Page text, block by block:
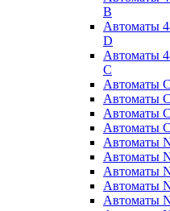
B
Автоматы
D
Автоматы
С
Автоматы
Автоматы
Автоматы
Автоматы
Автоматы
Автоматы
Автоматы
Автоматы
Автоматы